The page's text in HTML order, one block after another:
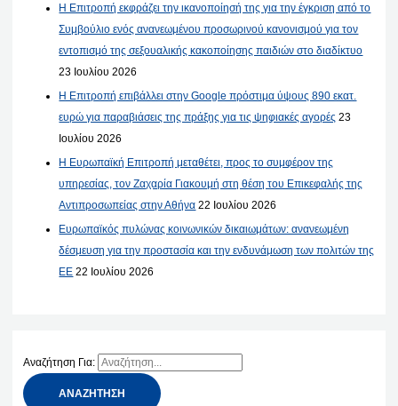
Η Επιτροπή εκφράζει την ικανοποίησή της για την έγκριση από το
Συμβούλιο ενός ανανεωμένου προσωρινού κανονισμού για τον
εντοπισμό της σεξουαλικής κακοποίησης παιδιών στο διαδίκτυο
23 Ιουλίου 2026
Η Επιτροπή επιβάλλει στην Google πρόστιμα ύψους 890 εκατ.
ευρώ για παραβιάσεις της πράξης για τις ψηφιακές αγορές 23
Ιουλίου 2026
Η Ευρωπαϊκή Επιτροπή μεταθέτει, προς το συμφέρον της
υπηρεσίας, τον Ζαχαρία Γιακουμή στη θέση του Επικεφαλής της
Αντιπροσωπείας στην Αθήνα 22 Ιουλίου 2026
Ευρωπαϊκός πυλώνας κοινωνικών δικαιωμάτων: ανανεωμένη
δέσμευση για την προστασία και την ενδυνάμωση των πολιτών της
ΕΕ 22 Ιουλίου 2026
Αναζήτηση Για: